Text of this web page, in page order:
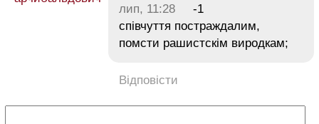
лип, 11:28
-1
співчуття постраждалим,
помсти рашистскім виродкам;
Відповісти